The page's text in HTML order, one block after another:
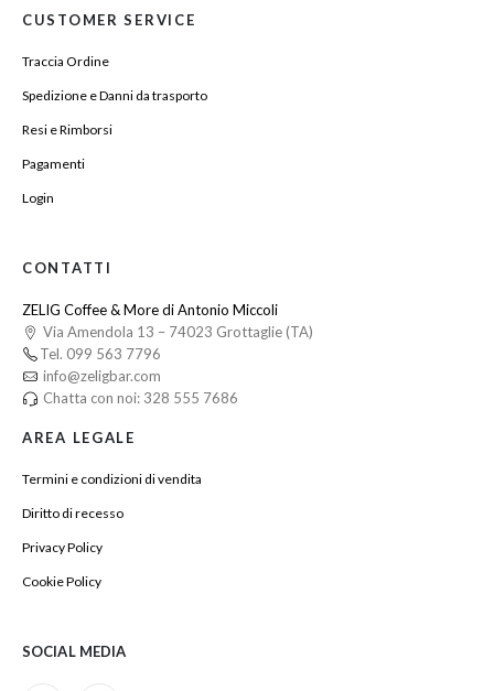
CUSTOMER SERVICE
Traccia Ordine
Spedizione e Danni da trasporto
Resi e Rimborsi
Pagamenti
Login
CONTATTI
ZELIG Coffee & More di Antonio Miccoli
Via Amendola 13 – 74023 Grottaglie (TA)
Tel. 099 563 7796
info@zeligbar.com
Chatta con noi: 328 555 7686
AREA LEGALE
Termini e condizioni di vendita
Diritto di recesso
Privacy Policy
Cookie Policy
SOCIAL MEDIA